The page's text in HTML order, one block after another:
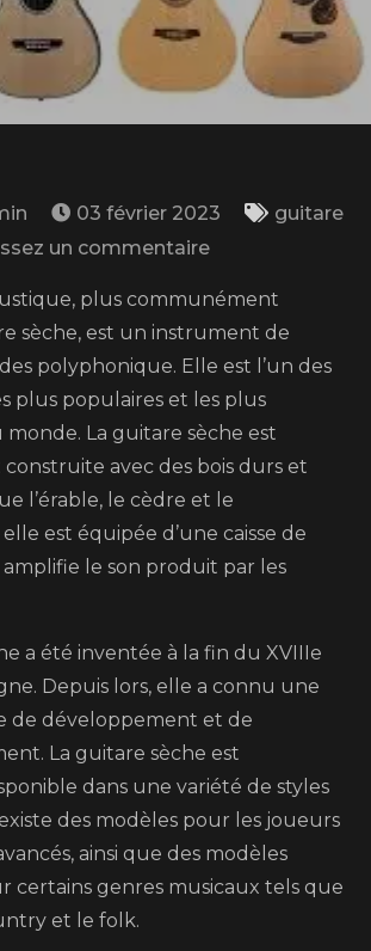
03 février 2023
guitare
un commentaireon
les
réponses
à
vos
6
questions
les
plus
fréquentes
la
guitare
sèche
!
plus communément
sèche, est un instrument de
polyphonique. Elle est l’un des
plus populaires et les plus
La guitare sèche est
avec des bois durs et
l’érable, le cèdre et le
est équipée d’une caisse de
le son produit par les
a été inventée à la fin du XVIIIe
Depuis lors, elle a connu une
de développement et de
La guitare sèche est
dans une variété de styles
des modèles pour les joueurs
ainsi que des modèles
certains genres musicaux tels que
et le folk.